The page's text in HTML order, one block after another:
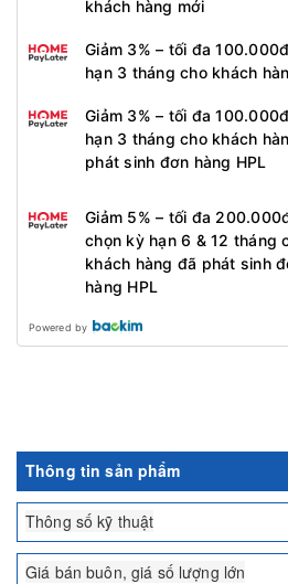
khách hàng mới
Giảm 3% – tối đa
hạn 3 tháng cho khách
Giảm 3% – tối đa
hạn 3 tháng cho khách
phát sinh đơn hàng HPL
Giảm 5% – tối đa
chọn kỳ hạn 6 & 12 tháng
khách hàng đã phát sinh
hàng HPL
Powered by
Thông tin sản phẩm
Thông số kỹ thuật
Giá bán buôn, giá số lượng lớn